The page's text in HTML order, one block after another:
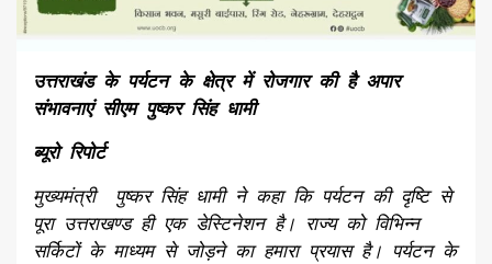
उत्तराखंड के पर्यटन के क्षेत्र में रोजगार की है अपार
संभावनाएं सीएम पुष्कर सिंह धामी
ब्यूरो रिपोर्ट
मुख्यमंत्री पुष्कर सिंह धामी ने कहा कि पर्यटन की दृष्टि से
पूरा उत्तराखण्ड ही एक डेस्टिनेशन है। राज्य को विभिन्न
सर्किटों के माध्यम से जोड़ने का हमारा प्रयास है। पर्यटन के